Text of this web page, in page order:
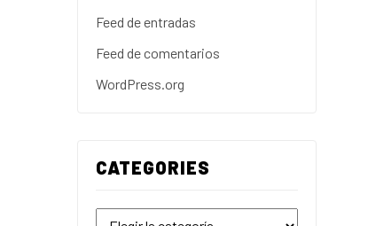
Feed de entradas
Feed de comentarios
WordPress.org
CATEGORIES